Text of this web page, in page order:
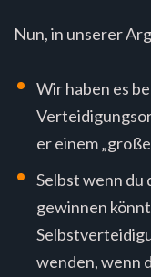
Nun, in unserer
Wir haben es
er einem
Selbst wenn
gewinnen
wenden, wenn